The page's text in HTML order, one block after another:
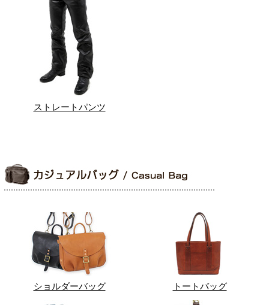
ストレートパンツ
ショルダーバッグ トートバッグ